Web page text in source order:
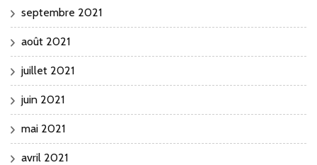
septembre 2021
août 2021
juillet 2021
juin 2021
mai 2021
avril 2021